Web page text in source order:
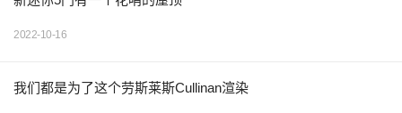
2022-10-16
我们都是为了这个劳斯莱斯Cullinan渲染